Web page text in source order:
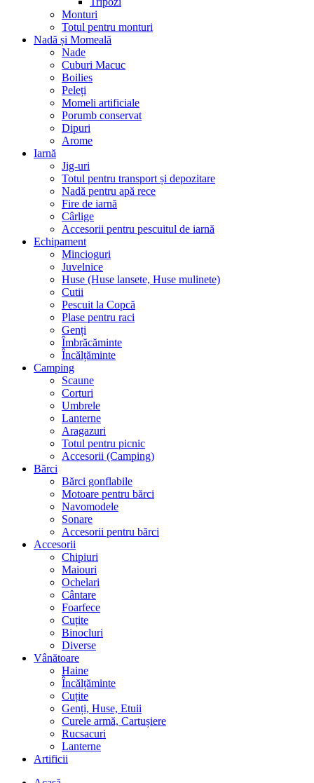
Monturi
Totul pentru monturi
Nadă și Momeală
Nade
Cuburi Macuc
Boilies
Peleți
Momeli artificiale
Porumb conservat
Dipuri
Arome
Iarnă
Jig-uri
Totul pentru transport și depozitare
Nadă pentru apă rece
Fire de iarnă
Cârlige
Accesorii pentru pescuitul de iarnă
Echipament
Mincioguri
Juvelnice
Huse (Huse lansete, Huse mulinete)
Cutii
Pescuit la Copcă
Plase pentru raci
Genți
Îmbrăcăminte
Încălțăminte
Camping
Scaune
Corturi
Umbrele
Lanterne
Aragazuri
Totul pentru picnic
Accesorii (Camping)
Bărci
Bărci gonflabile
Motoare pentru bărci
Navomodele
Sonare
Accesorii pentru bărci
Accesorii
Chipiuri
Maiouri
Ochelari
Cântare
Foarfece
Cuțite
Binocluri
Diverse
Vânătoare
Haine
Încălțăminte
Cuțite
Genți, Huse, Etuii
Curele armă, Cartușiere
Rucsacuri
Lanterne
Artificii